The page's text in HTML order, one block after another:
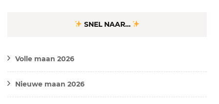
SNEL NAAR…
Volle maan 2026
Nieuwe maan 2026